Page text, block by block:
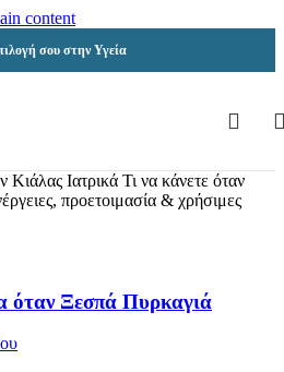
content
σου στην Υγεία
όταν Ξεσπά Πυρκαγιά